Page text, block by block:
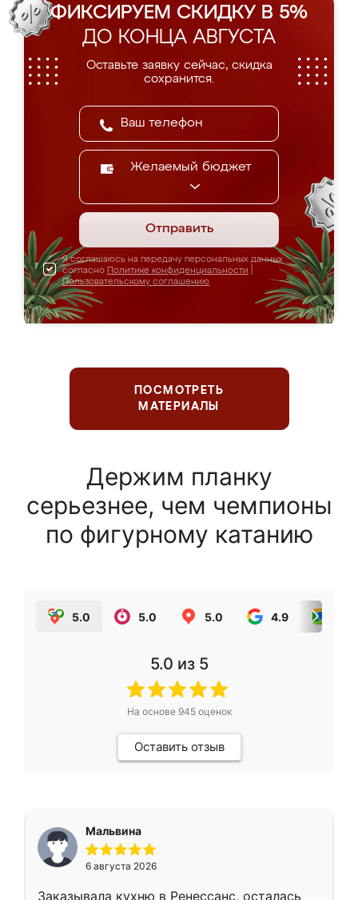
ФИКСИРУЕМ СКИДКУ В 5%
ДО КОНЦА АВГУСТА
Оставьте заявку сейчас, скидка
сохранится.
Желаемый бюджет
Отправить
Я соглашаюсь на передачу персональных данных
согласно Политике конфиденциальности
Пользовательскому соглашению
ПОСМОТРЕТЬ
МАТЕРИАЛЫ
Держим планку
серьезнее, чем чемпионы
по фигурному катанию
5.0 5.0 5.0 4.9
5.0 из 5
На основе 945оценок
Оставить отзыв
Мальвина
6 августа 2026
Заказывала кухню в Ренессанс, осталась